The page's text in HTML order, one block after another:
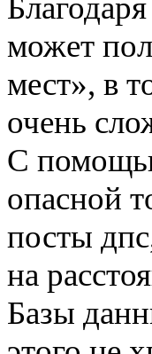
может
мест», в
очень
С
опасной
посты
на
Базы